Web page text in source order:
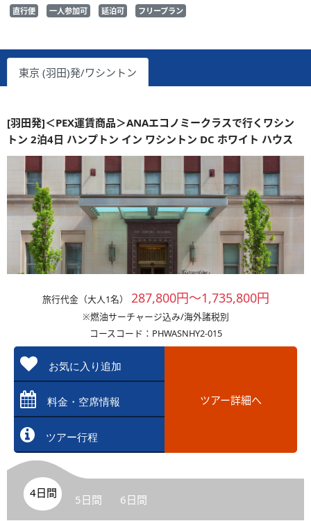
直行便 一人参加可 延泊可 フリープラン
東京 (羽田)発/ワシントン
[羽田発]＜PEX運賃商品＞ANAエコノミークラスで行くワシン
トン 2泊4日 ハンプトン イン ワシントン DC ホワイト ハウス
旅行代金（大人1名） 287,800円～1,735,800円
※燃油サーチャージ込み/海外諸税別
コースコード：PHWASNHY2-015
お気に入り追加
料金・空席情報
ツアー行程
ツアー詳細へ
4日間 5日間 6日間